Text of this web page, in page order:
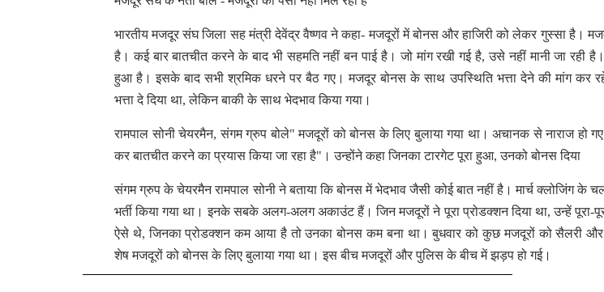
भारतीय मजदूर संघ जिला सह मंत्री देवेंद्र वैष्णव ने कहा- मजदूरों में बोनस और हाजिरी को लेकर गुस्सा है।
है। कई बार बातचीत करने के बाद भी सहमति नहीं बन पाई है। जो मांग रखी गई है, उसे नहीं मानी जा
हुआ है। इसके बाद सभी श्रमिक धरने पर बैठ गए। मजदूर बोनस के साथ उपस्थिति भत्ता देने की मांग कर
भत्ता दे दिया था, लेकिन बाकी के साथ भेदभाव किया गया।
रामपाल सोनी चेयरमैन, संगम ग्रुप बोले" मजदूरों को बोनस के लिए बुलाया गया था। अचानक से नाराज हो
कर बातचीत करने का प्रयास किया जा रहा है"। उन्होंने कहा जिनका टारगेट पूरा हुआ, उनको बोनस दिया
संगम ग्रुप के चेयरमैन रामपाल सोनी ने बताया कि बोनस में भेदभाव जैसी कोई बात नहीं है। मार्च क्लोजिंग के
भर्ती किया गया था। इनके सबके अलग-अलग अकाउंट हैं। जिन मजदूरों ने पूरा प्रोडक्शन दिया था, उन्हें पूरा-
ऐसे थे, जिनका प्रोडक्शन कम आया है तो उनका बोनस कम बना था। बुधवार को कुछ मजदूरों को सैलरी और
शेष मजदूरों को बोनस के लिए बुलाया गया था। इस बीच मजदूरों और पुलिस के बीच में झड़प हो गई।